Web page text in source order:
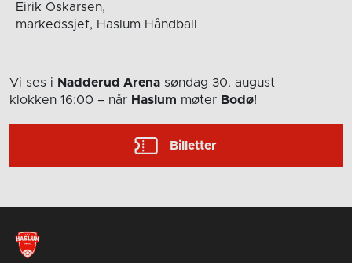
Eirik Oskarsen,
markedssjef, Haslum Håndball
Vi ses i Nadderud Arena søndag 30. august
klokken 16:00 – når Haslum møter Bodø!
Billetter